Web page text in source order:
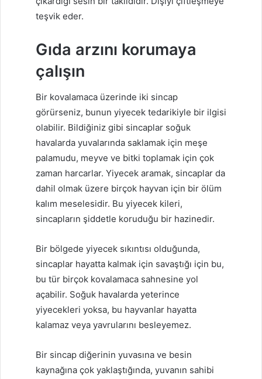
teşvik eder.
Gıda arzını korumaya
çalışın
Bir kovalamaca üzerinde iki sincap
görürseniz, bunun yiyecek tedarikiyle bir ilgisi
olabilir. Bildiğiniz gibi sincaplar soğuk
havalarda yuvalarında saklamak için meşe
palamudu, meyve ve bitki toplamak için çok
zaman harcarlar. Yiyecek aramak, sincaplar da
dahil olmak üzere birçok hayvan için bir ölüm
kalım meselesidir. Bu yiyecek kileri,
sincapların şiddetle koruduğu bir hazinedir.
Bir bölgede yiyecek sıkıntısı olduğunda,
sincaplar hayatta kalmak için savaştığı için bu,
bu tür birçok kovalamaca sahnesine yol
açabilir. Soğuk havalarda yeterince
yiyecekleri yoksa, bu hayvanlar hayatta
kalamaz veya yavrularını besleyemez.
Bir sincap diğerinin yuvasına ve besin
kaynağına çok yaklaştığında, yuvanın sahibi